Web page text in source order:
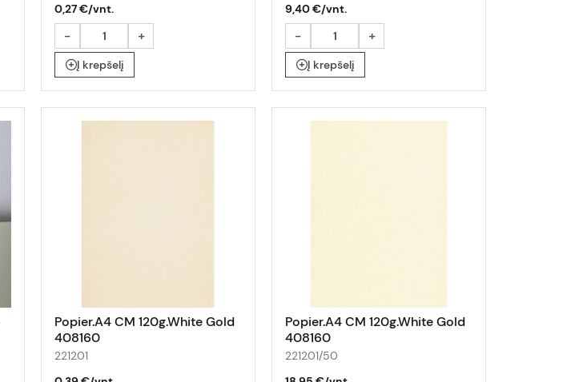
0,27 €/vnt.
- +
Į krepšelį
9,40 €/vnt.
- +
Į krepšelį
Popier.A4 CM 120g.White Gold
408160
221201
Popier.A4 CM 120g.White Gold
408160
221201/50